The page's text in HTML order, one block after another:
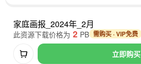
家庭画报_2024年_2月
立即购买
此资源下载价格为 2 PB 需购买 · VIP免费